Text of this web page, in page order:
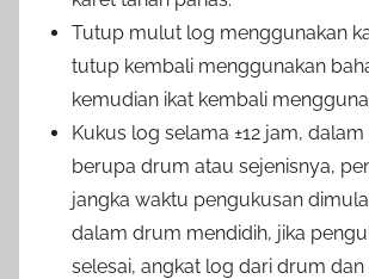
Tutup mulut log menggunakan
tutup kembali menggunakan
kemudian ikat kembali
Kukus log selama ±12 jam,
berupa drum atau sejenisnya,
jangka waktu pengukusan
dalam drum mendidih, jika
selesai, angkat log dari drum